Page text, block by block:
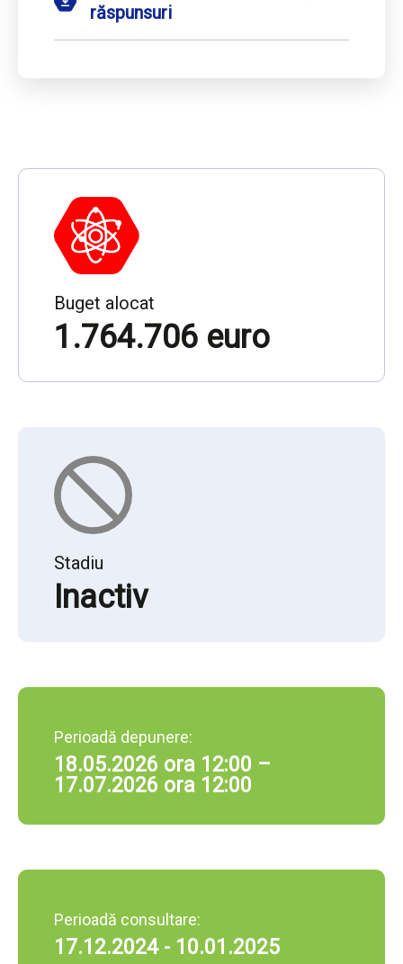
răspunsuri
Buget alocat
1.764.706 euro
Stadiu
Inactiv
Perioadă depunere:
18.05.2026 ora 12:00 –
17.07.2026 ora 12:00
Perioadă consultare:
17.12.2024 - 10.01.2025